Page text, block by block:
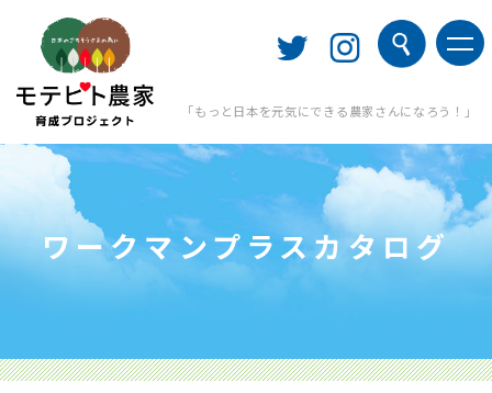
「もっと日本を元気にできる農家さんになろう！」
ワークマンプラスカタログ